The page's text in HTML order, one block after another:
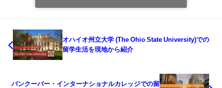
オハイオ州立大学 (The Ohio State University)での
留学生活を現地から紹介
バンクーバー・インターナショナルカレッジでの留